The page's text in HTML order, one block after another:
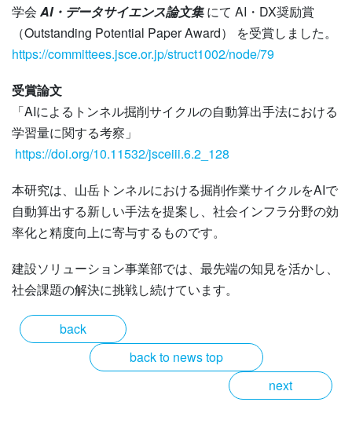
学会 AI・データサイエンス論文集にて AI・DX奨励賞
（Outstanding Potential Paper Award） を受賞しました。
https://committees.jsce.or.jp/struct1002/node/79
受賞論文
「AIによるトンネル掘削サイクルの自動算出手法における
学習量に関する考察」
https://doi.org/10.11532/jsceiii.6.2_128
本研究は、山岳トンネルにおける掘削作業サイクルをAIで
自動算出する新しい手法を提案し、社会インフラ分野の効
率化と精度向上に寄与するものです。
建設ソリューション事業部では、最先端の知見を活かし、
社会課題の解決に挑戦し続けています。
back
back to news top
next